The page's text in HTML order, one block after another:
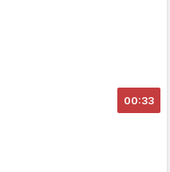
00:33